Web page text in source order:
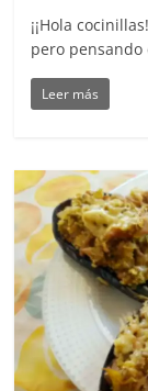
¡¡Hola
pero pensando
Leer más